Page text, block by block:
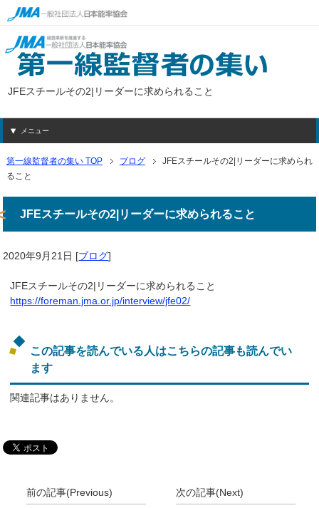
JFEスチールその2|リーダーに求められること
メニュー
第一線監督者の集い TOP ブログ
JFEスチールその2|リーダーに求められ
ること
JFEスチールその2|リーダーに求められること
2020年9月21日 [ブログ]
JFEスチールその2|リーダーに求められること
https://foreman.jma.or.jp/interview/jfe02/
この記事を読んでいる人はこちらの記事も読んでい
ます
関連記事はありません。
前の記事(Previous) 次の記事(Next)